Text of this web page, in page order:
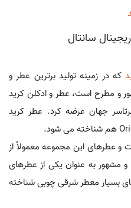
سانتال
که در زمینه تولید برترین عطر و
و مطرح است، عطر و ادکلن کرید
جهان عرضه کرد. عطر کرید
و عطرهای این مجموعه معمولاً از
و مشهور به عنوان یکی از عطرهای
بسیار معطر شرقی چوبی شناخته